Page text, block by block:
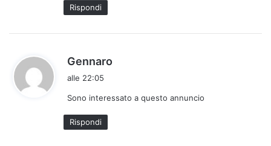
Rispondi
Gennaro
e
alle 22:05
Sono interessato a questo annuncio
Rispondi